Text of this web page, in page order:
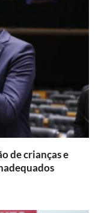
de crianças e